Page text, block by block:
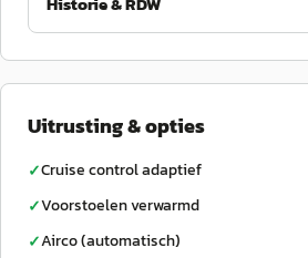
Uitrusting & opties
✓Cruise control adaptief
✓Voorstoelen verwarmd
✓Airco (automatisch)